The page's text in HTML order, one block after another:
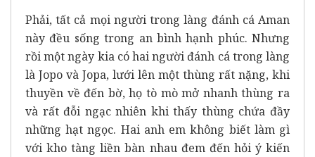
Phải, tất cả mọi người trong làng đánh cá Aman
này đều sống trong an bình hạnh phúc. Nhưng
rồi một ngày kia có hai người đánh cá trong làng
là Jopo và Jopa, lưới lên một thùng rất nặng, khi
thuyền về đến bờ, họ tò mò mở nhanh thùng ra
và rất đỗi ngạc nhiên khi thấy thùng chứa đầy
những hạt ngọc. Hai anh em không biết làm gì
với kho tàng liền bàn nhau đem đến hỏi ý kiến